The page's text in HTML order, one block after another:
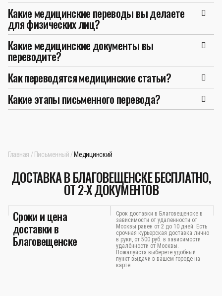
Какие медицинские переводы вы делаете
для физических лиц?
Какие медицинские документы вы
переводите?
Как переводятся медицинские статьи?
Какие этапы письменного перевода?
Главная Письменный Медицинский
ДОСТАВКА В БЛАГОВЕЩЕНСКЕ БЕСПЛАТНО,
ОТ 2-Х ДОКУМЕНТОВ
Сроки и цена
доставки в
Благовещенске
Срок доставки в Благовещенске в
зависимости от удаленности от
Москвы равен от 2 до 10 дней. Есть
срочная курьерская доставка лично
в руки, от 500 руб. в зависимости
удалённости от Москвы.
Пожалуйста выберете удобный
пункт выдачи в вашем городе на
карте.